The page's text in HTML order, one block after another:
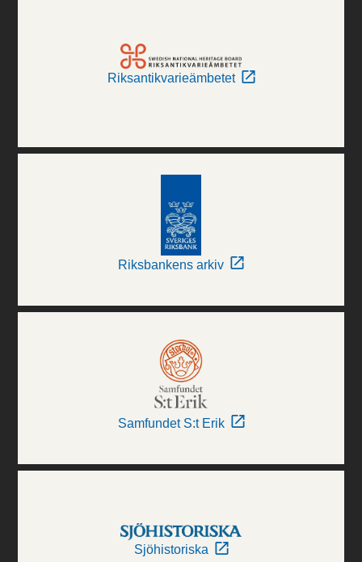
Riksantikvarieämbetet
Riksbankens arkiv
Samfundet S:t Erik
Sjöhistoriska